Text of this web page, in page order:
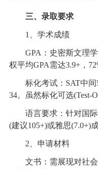
三、录取要求
1、学术成绩
GPA：史密斯文理学
权平均GPA需达3.9+，
标化考试：SAT中间
34。虽然标化可选(Test-
语言要求：针对国际
(建议105+)或雅思(7.0+)成
2、申请材料
文书：需展现对社会